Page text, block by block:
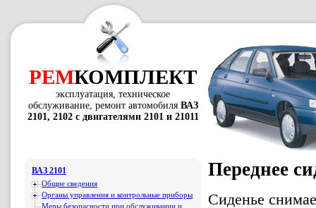
РЕМКОМПЛЕКТ
эксплуатация, техническое
обслуживание, ремонт автомобиля ВАЗ
2101, 2102 с двигателями 2101 и 21011
ВАЗ 2101
Общие сведения
Органы управления и контрольные приборы
Меры безопасности при обслуживании и
Переднее
Сиденье